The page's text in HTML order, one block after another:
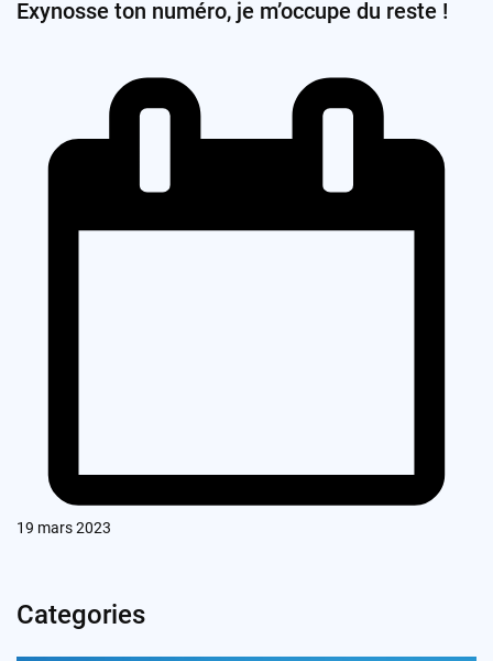
Exynosse ton numéro, je m’occupe du reste !
19 mars 2023
Categories